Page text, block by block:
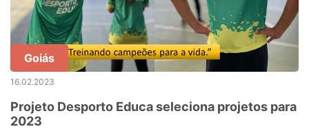
Goiás
16.02.2023
Projeto Desporto Educa seleciona projetos para
2023